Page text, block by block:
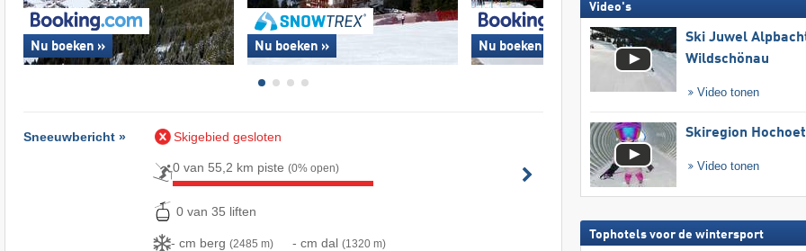
Nu boeken » Nu boeken » Nu boeken » Nu boeken »
Sneeuwbericht » Skigebied gesloten
0 van 55,2 km piste(0% open)
0 van 35 liften
- cm berg(2485 m) - cm dal(1320 m)
Video's
Ski Juwel
Wildschönau
Video tonen
Skiregion
Video tonen
Tophotels voor de wintersport